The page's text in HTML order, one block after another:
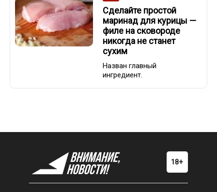
Сделайте простой
маринад для курицы —
филе на сковороде
никогда не станет
сухим
Назван главный
ингредиент.